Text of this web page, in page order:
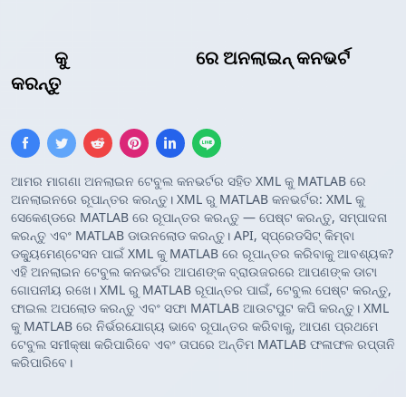
କୁ
ରେ ଅନଲାଇନ୍ କନଭର୍ଟ
କରନ୍ତୁ
ଆମର ମାଗଣା ଅନଲାଇନ ଟେବୁଲ କନଭର୍ଟର ସହିତ XML କୁ MATLAB ରେ
ଅନଲାଇନରେ ରୂପାନ୍ତର କରନ୍ତୁ। XML ରୁ MATLAB କନଭର୍ଟର: XML କୁ
ସେକେଣ୍ଡରେ MATLAB ରେ ରୂପାନ୍ତର କରନ୍ତୁ — ପେଷ୍ଟ କରନ୍ତୁ, ସମ୍ପାଦନା
କରନ୍ତୁ ଏବଂ MATLAB ଡାଉନଲୋଡ କରନ୍ତୁ। API, ସ୍ପ୍ରେଡସିଟ୍ କିମ୍ବା
ଡକ୍ୟୁମେଣ୍ଟେସନ ପାଇଁ XML କୁ MATLAB ରେ ରୂପାନ୍ତର କରିବାକୁ ଆବଶ୍ୟକ?
ଏହି ଅନଲାଇନ ଟେବୁଲ କନଭର୍ଟର ଆପଣଙ୍କ ବ୍ରାଉଜରରେ ଆପଣଙ୍କ ଡାଟା
ଗୋପନୀୟ ରଖେ। XML ରୁ MATLAB ରୂପାନ୍ତର ପାଇଁ, ଟେବୁଲ ପେଷ୍ଟ କରନ୍ତୁ,
ଫାଇଲ ଅପଲୋଡ କରନ୍ତୁ ଏବଂ ସଫା MATLAB ଆଉଟପୁଟ କପି କରନ୍ତୁ। XML
କୁ MATLAB ରେ ନିର୍ଭରଯୋଗ୍ୟ ଭାବେ ରୂପାନ୍ତର କରିବାକୁ, ଆପଣ ପ୍ରଥମେ
ଟେବୁଲ ସମୀକ୍ଷା କରିପାରିବେ ଏବଂ ତାପରେ ଅନ୍ତିମ MATLAB ଫଳାଫଳ ରପ୍ତାନି
କରିପାରିବେ।